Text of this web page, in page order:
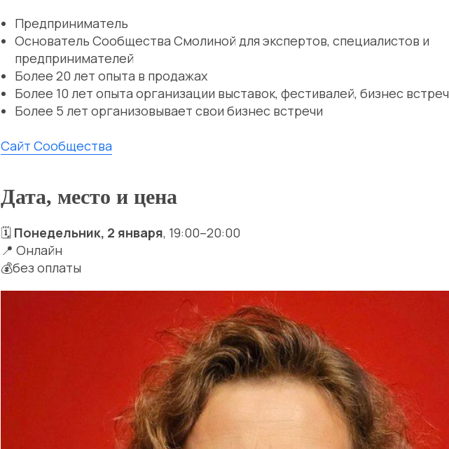
Предприниматель
Основатель Сообщества Смолиной для экспертов, специалистов и
предпринимателей
Более 20 лет опыта в продажах
Более 10 лет опыта организации выставок, фестивалей, бизнес встреч
Более 5 лет организовывает свои бизнес встречи
Сайт Сообщества
Дата, место и цена
🗓 Понедельник, 2 января, 19:00–20:00
📍 Онлайн
💰без оплаты